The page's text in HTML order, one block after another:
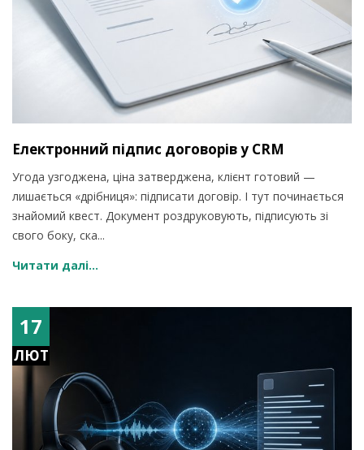
Електронний підпис договорів у CRM
Угода узгоджена, ціна затверджена, клієнт готовий —
лишається «дрібниця»: підписати договір. І тут починається
знайомий квест. Документ роздруковують, підписують зі
свого боку, ска...
Читати далі...
17
ЛЮТ